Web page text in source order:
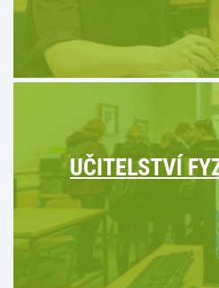
UČITELSTVÍ